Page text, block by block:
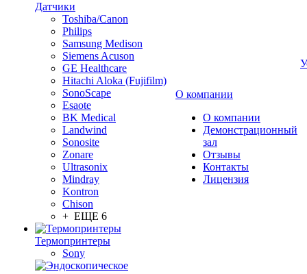
Датчики
Toshiba/Canon
Philips
Samsung Medison
Siemens Acuson
GE Healthcare
Hitachi Aloka (Fujifilm)
SonoScape
Esaote
BK Medical
Landwind
Sonosite
Zonare
Ultrasonix
Mindray
Kontron
Chison
+ ЕЩЕ 6
Термопринтеры
Sony
О компании
О компании
Демонстрационный
зал
Отзывы
Контакты
Лицензия